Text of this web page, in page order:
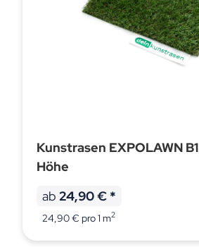
Kunstrasen EXPOLAWN
Höhe
ab 24,90 € *
24,90 € pro 1 m2